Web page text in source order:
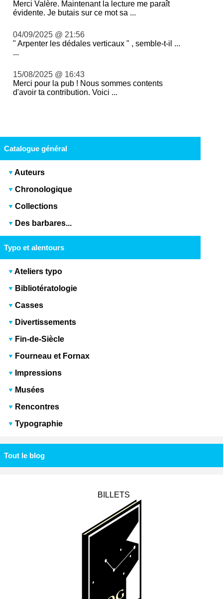
Merci Valère. Maintenant la lecture me paraît
évidente. Je butais sur ce mot sa ...
04/09/2025 @ 21:56
" Arpenter les dédales verticaux " , semble-t-il ...
...
15/08/2025 @ 16:43
Merci pour la pub ! Nous sommes contents
d'avoir ta contribution. Voici ...
Catalogue général
Auteurs
Chronologique
Collections
Des barbares...
Typo et alentours
Ateliers typo
Bibliotératologie
Casses
Divertissements
Fin-de-Siècle
Fourneau et Fornax
Impressions
Musées
Rencontres
Typographie
Tout le blog
BILLETS